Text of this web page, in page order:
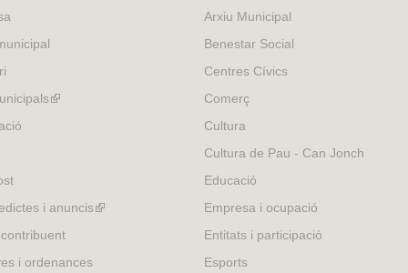
(link
i anuncis(link
i ordenances
Arxiu Municipal
Benestar Social
Centres Cívics
Comerç
Cultura
Cultura de Pau - Can Jonch
Educació
Empresa i ocupació
Entitats i participació
Esports